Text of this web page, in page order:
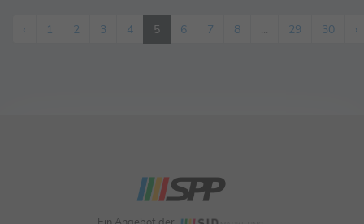
‹ 1 2 3 4 5 6 7 8 ... 29 30 ›